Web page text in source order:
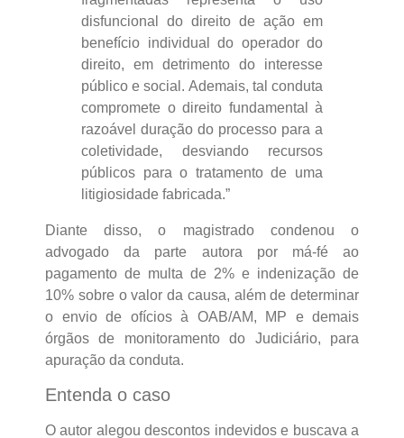
disfuncional do direito de ação em
benefício individual do operador do
direito, em detrimento do interesse
público e social. Ademais, tal conduta
compromete o direito fundamental à
razoável duração do processo para a
coletividade, desviando recursos
públicos para o tratamento de uma
litigiosidade fabricada.”
Diante disso, o magistrado condenou o
advogado da parte autora por má-fé ao
pagamento de multa de 2% e indenização de
10% sobre o valor da causa, além de determinar
o envio de ofícios à OAB/AM, MP e demais
órgãos de monitoramento do Judiciário, para
apuração da conduta.
Entenda o caso
O autor alegou descontos indevidos e buscava a